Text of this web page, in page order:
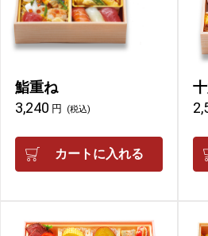
鮨重ね
3,240 円 (税込)
カートに入れる